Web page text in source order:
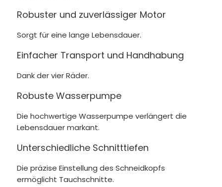
Robuster und zuverlässiger Motor
Sorgt für eine lange Lebensdauer.
Einfacher Transport und Handhabung
Dank der vier Räder.
Robuste Wasserpumpe
Die hochwertige Wasserpumpe verlängert die
Lebensdauer markant.
Unterschiedliche Schnitttiefen
Die präzise Einstellung des Schneidkopfs
ermöglicht Tauchschnitte.